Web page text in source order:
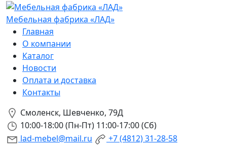
Мебельная фабрика «ЛАД»
Главная
О компании
Каталог
Новости
Оплата и доставка
Контакты
Смоленск, Шевченко, 79Д
10:00-18:00 (Пн-Пт) 11:00-17:00 (Сб)
lad-mebel@mail.ru
+7 (4812) 31-28-58